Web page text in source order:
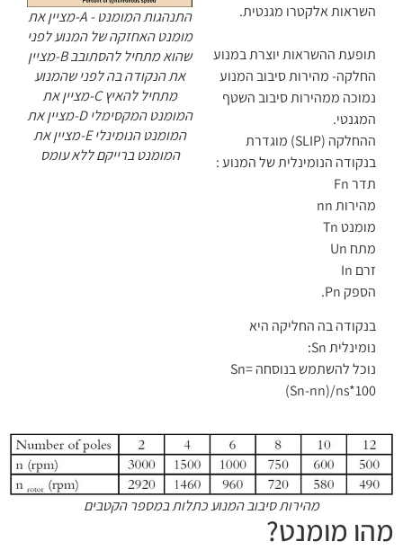
השראות אלקטרו מגנטית.
תופעת ההשראות יוצרת במנוע
החלקה- מהירות סיבוב המנוע
נמוכה ממהירות סיבוב השטף
המגנטי.
ההחלקה (SLIP) מוגדרת
בנקודה הנומינלית של המנוע :
תדר Fn
מהירות nn
מומנט Tn
מתח Un
זרם In
הספק Pn.
בנקודה בה החליקה היא
נומינלית Sn:
נוכל להשתמש בנוסחה Sn=
(Sn-nn)/ns*100
התנהגות המומנט - A-מציין את
מומנט האחזקה של המנוע לפני
שהוא מתחיל להסתובב B-מציין
את הנקודה בה לפני שהמנוע
מתחיל להאיץ C-מציין את
המומנט המקסימלי D-מציין את
המומנט הנומינלי E-מציין את
המומנט ברייקם ללא עומס
מהירות סיבוב המנוע כתלות במספר הקטבים
מהו מומנט?